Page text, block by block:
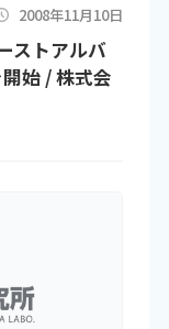
2008年11月10日
ストアルバ
始 / 株式会